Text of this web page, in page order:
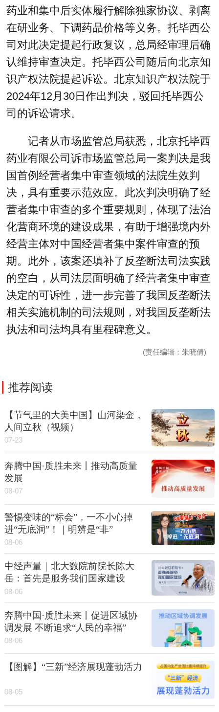
药业和集中后实体履行解除独家协议、剥离
在研业务、下调药品价格等义务。托毕西公
司对此决定提起行政复议，总局经审理后确
认维持审查决定。托毕西公司随后向北京知
识产权法院提起诉讼。北京知识产权法院于
2024年12月30日作出判决，驳回托毕西公
司的诉讼请求。
记者从市场监管总局获悉，北京托毕西
药业有限公司诉市场监管总局一案判决是我
国首例经营者集中审查领域的法院生效判
决，具有重要示范效应。此次判决明确了经
营者集中审查的多个重要规则，体现了法治
化营商环境的建设成果，有助于增强境内外
经营主体对中国经营者集中案件审查的预
期。此外，该案还填补了反垄断法司法实践
的空白，从司法层面明确了经营者集中审查
决定的可诉性，进一步完善了我国反垄断法
相关实施机制的司法规则，对我国反垄断法
执法和司法均具有里程碑意义。
(责任编辑：朱晓倩)
推荐阅读
【节气里的大美中国】山河染金，
人间立秋（视频）
07-23
奔腾中国·质胜未来丨推动高质量
发展
08-07
警惕变味的“标会”，一不小心掉
进“无底洞”！｜明辨是“非”
08-06
中经声量｜北大数院前院长陈大
岳：首先是服务我们国家建设
08-06
奔腾中国·质胜未来丨促进区域协
调发展 不断追求“人民的幸福”
08-06
【图解】“三新”经济展现蓬勃活力
08-05